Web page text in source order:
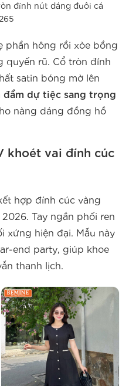
đính nút dáng đuôi cá
phần hông rồi xòe bồng
quyến rũ. Cổ tròn đính
satin bóng mờ lên
đầm dự tiệc sang trọng
nàng dáng đồng hồ
khoét vai đính cúc
hợp đính cúc vàng
Tay ngắn phối ren
xứng hiện đại. Mẫu này
end party, giúp khoe
thanh lịch.